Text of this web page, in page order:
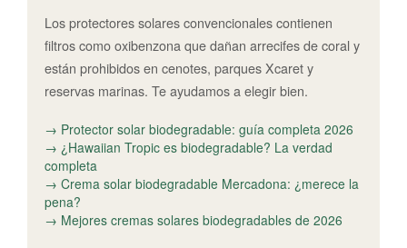
Los protectores solares convencionales contienen
filtros como oxibenzona que dañan arrecifes de coral y
están prohibidos en cenotes, parques Xcaret y
reservas marinas. Te ayudamos a elegir bien.
→ Protector solar biodegradable: guía completa 2026
→ ¿Hawaiian Tropic es biodegradable? La verdad
completa
→ Crema solar biodegradable Mercadona: ¿merece la
pena?
→ Mejores cremas solares biodegradables de 2026